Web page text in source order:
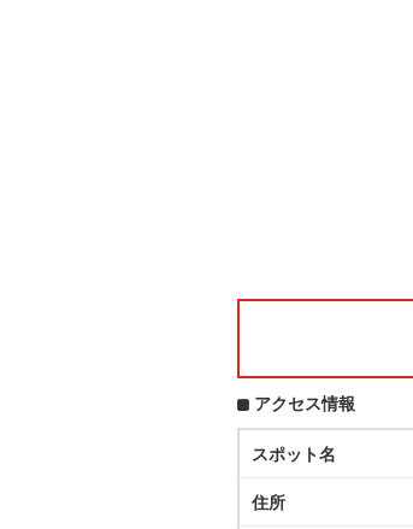
アクセス情報
スポット名
住所